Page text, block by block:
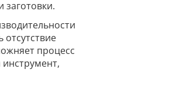
процесс